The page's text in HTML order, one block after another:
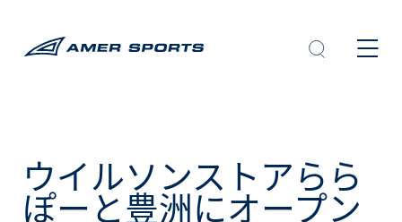
ウイルソンストアらら
ぽーと豊洲にオープン